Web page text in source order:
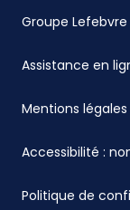
Groupe Lefebvre
Assistance en
Mentions légales
Accessibilité :
Politique de